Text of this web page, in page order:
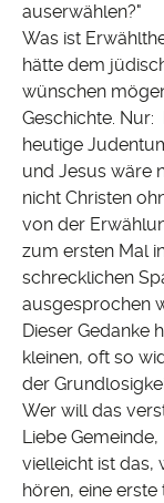
auserwählen?"
Was ist
hätte dem
wünschen
Geschichte.
heutige
und Jesus wäre
nicht Christen
von der
zum ersten Mal
schrecklichen
ausgesprochen
Dieser Gedanke
kleinen, oft so
der
Wer will das
Liebe Gemeinde,
vielleicht ist das,
hören, eine